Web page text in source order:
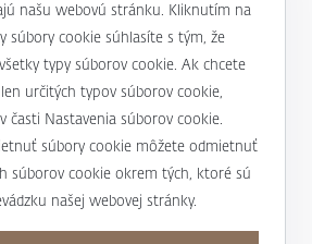
a poplatky
a osobné údaje
našu webovú stránku. Kliknutím na
súbory cookie súhlasíte s tým, že
typy súborov cookie. Ak chcete
určitých typov súborov cookie,
časti Nastavenia súborov cookie.
súbory cookie môžete odmietnuť
súborov cookie okrem tých, ktoré sú
našej webovej stránky.